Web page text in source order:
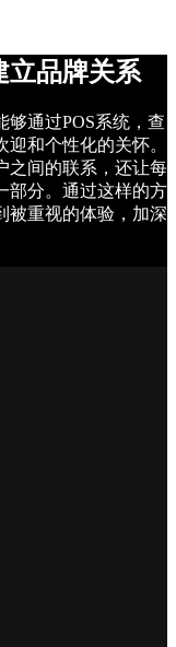
立品牌关系
够通过POS系统，查
和个性化的关怀。
之间的联系，还让每
部分。通过这样的方
被重视的体验，加深